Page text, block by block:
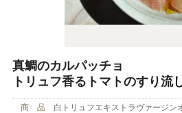
真鯛のカルパッチョ
トリュフ香るトマトのすり流
商 品
白トリュフエキストラヴァージン